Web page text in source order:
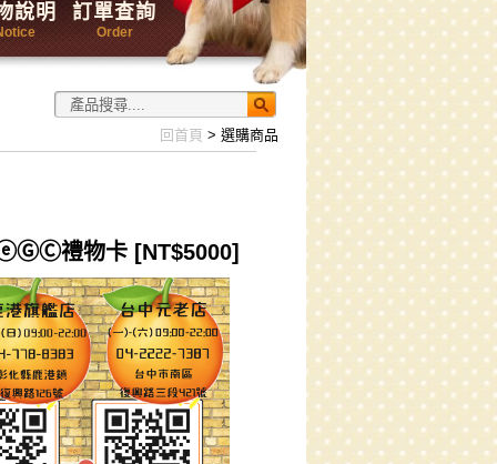
說明 訂單查詢
Order
回首頁 > 選購商品
禮物卡 [NT$5000]